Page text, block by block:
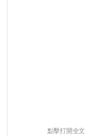
點擊打開全文